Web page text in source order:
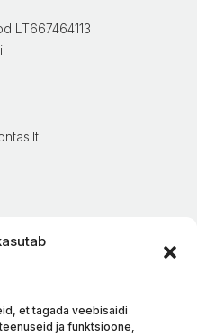
et tagada veebisaidi
ja funktsioone,
LT667464113